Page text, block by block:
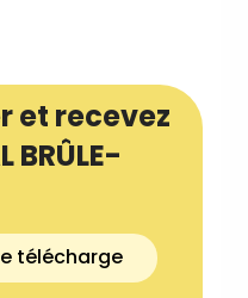
et recevez
BRÛLE-
télécharge